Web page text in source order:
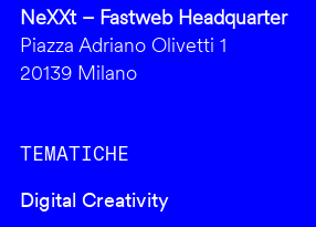
NeXXt – Fastweb Headquarter
Piazza Adriano Olivetti 1
20139 Milano
TEMATICHE
Digital Creativity